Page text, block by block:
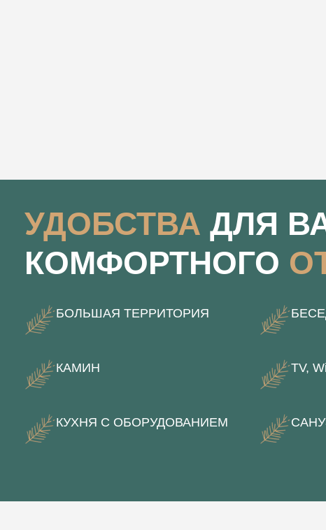
УДОБСТВА ДЛЯ
КОМФОРТНОГО
БОЛЬШАЯ ТЕРРИТОРИЯ
КАМИН
КУХНЯ С ОБОРУДОВАНИЕМ
TV,